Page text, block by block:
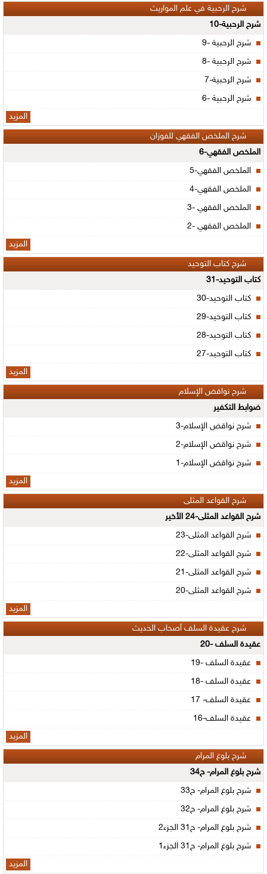
شرح الرحبية في علم المواريث
شرح الرحبية-10
شرح الرحبية -9
شرح الرحبية -8
شرح الرحبية-7
شرح الرحبية -6
المزيد
شرح الملخص الفقهي للفوزان
الملخص الفقهي-6
الملخص الفقهي-5
الملخص الفقهي-4
الملخص الفقهي -3
الملخص الفقهي -2
المزيد
شرح كتاب التوحيد
كتاب التوحيد-31
كتاب التوحيد-30
كتاب التوحيد-29
كتاب التوحيد-28
كتاب التوحيد-27
المزيد
شرح نواقض الإسلام
ضوابط التكفير
شرح نواقض الإسلام-3
شرح نواقض الإسلام-2
شرح نواقض الإسلام-1
المزيد
شرح القواعد المثلى
شرح القواعد المثلى-24 الأخير
شرح القواعد المثلى-23
شرح القواعد المثلى-22
شرح القواعد المثلى-21
شرح القواعد المثلى-20
المزيد
شرح عقيدة السلف أصحاب الحديث
عقيدة السلف -20
عقيدة السلف -19
عقيدة السلف -18
عقيدة السلف- 17
عقيدة السلف-16
المزيد
شرح بلوغ المرام
شرح بلوغ المرام- ح34
شرح بلوغ المرام- ح33
شرح بلوغ المرام- ح32
شرح بلوغ المرام- ح31 الجزء2
شرح بلوغ المرام- ح31 الجزء1
المزيد